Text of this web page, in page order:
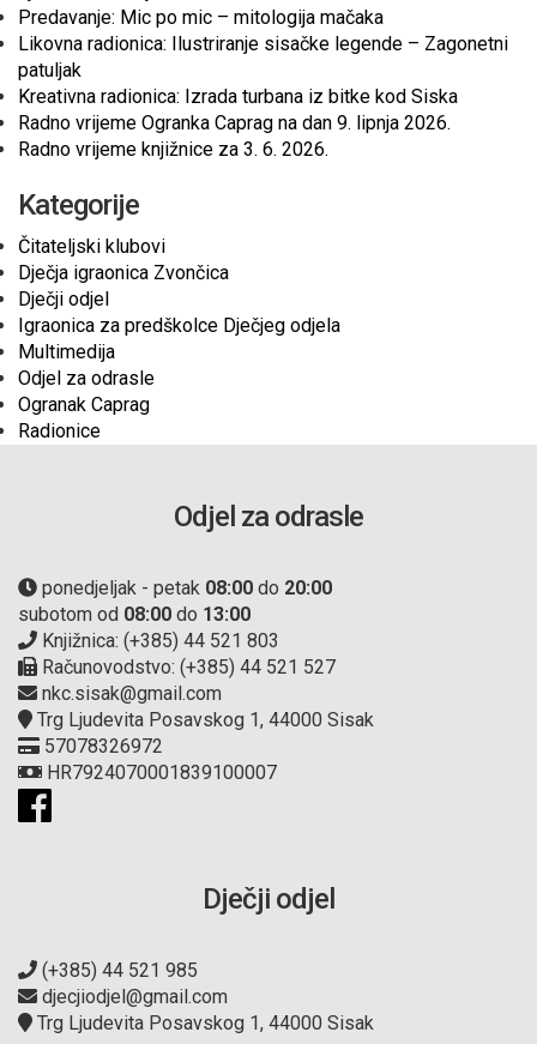
Predavanje: Mic po mic – mitologija mačaka
Likovna radionica: Ilustriranje sisačke legende – Zagonetni
patuljak
Kreativna radionica: Izrada turbana iz bitke kod Siska
Radno vrijeme Ogranka Caprag na dan 9. lipnja 2026.
Radno vrijeme knjižnice za 3. 6. 2026.
Kategorije
Čitateljski klubovi
Dječja igraonica Zvončica
Dječji odjel
Igraonica za predškolce Dječjeg odjela
Multimedija
Odjel za odrasle
Ogranak Caprag
Radionice
Odjel za odrasle
ponedjeljak - petak 08:00 do 20:00
subotom od 08:00 do 13:00
Knjižnica: (+385) 44 521 803
Računovodstvo: (+385) 44 521 527
nkc.sisak@gmail.com
Trg Ljudevita Posavskog 1, 44000 Sisak
57078326972
HR7924070001839100007
Dječji odjel
(+385) 44 521 985
djecjiodjel@gmail.com
Trg Ljudevita Posavskog 1, 44000 Sisak